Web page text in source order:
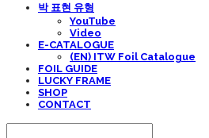
박 표현 유형
YouTube
Video
E-CATALOGUE
(EN) ITW Foil Catalogue
FOIL GUIDE
LUCKY FRAME
SHOP
CONTACT